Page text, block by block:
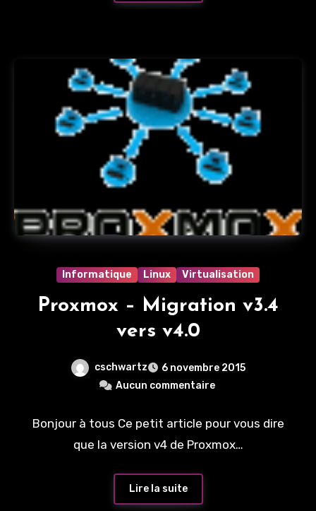
Informatique Linux Virtualisation
Proxmox – Migration v3.4
vers v4.0
cschwartz
6 novembre 2015
Aucun commentaire
Bonjour à tous Ce petit article pour vous dire
que la version v4 de Proxmox…
Lire la suite